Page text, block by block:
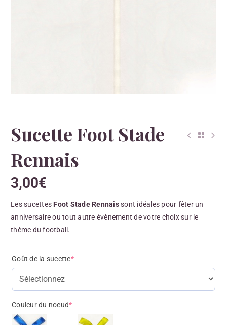
Sucette Foot Stade
Rennais
3,00€
Les sucettes Foot Stade Rennaissont idéales pour fêter un
anniversaire ou tout autre évènement de votre choix sur le
thème du football.
Goût de la sucette*
Couleur du noeud*